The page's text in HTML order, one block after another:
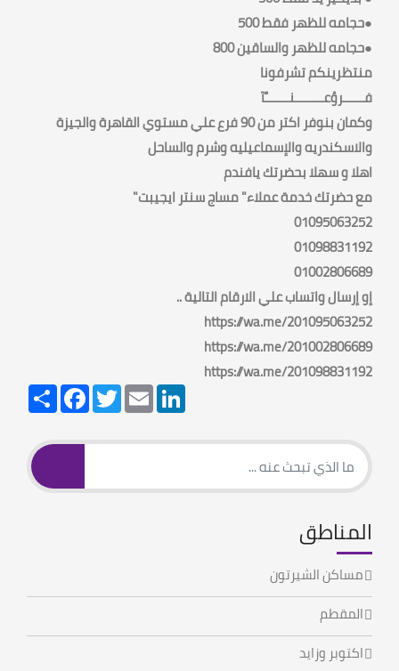
●حجامه للظهر فقط 500
●حجامه للظهر والساقين 800
منتظرينكم تشرفونا
فــــــروُعــــــــنـــــــٌآ
وكمان بنوفر اكتر من 90 فرع علي مستوي القاهرة والجيزة
والاسكندريه والإسماعيليه وشرم والساحل
اهلا و سهلا بحضرتك يافندم
مع حضرتك خدمة عملاء" مساج سنتر ايجيبت"
01095063252
01098831192
01002806689
إو إرسال واتساب علي الارقام التالية ..
https://wa.me/201095063252
https://wa.me/201002806689
https://wa.me/201098831192
Share
FacebookTwitterEmailLinkedIn
المناطق
مساكن الشيرتون
المقطم
اكتوبر وزايد